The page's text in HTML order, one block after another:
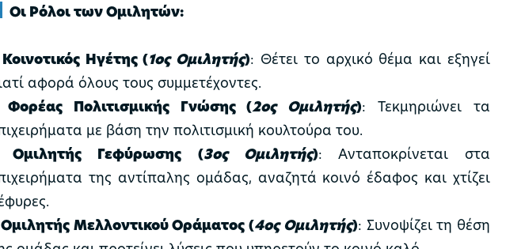
Οι Ρόλοι των Ομιλητών:
Κοινοτικός Ηγέτης (1ος Ομιλητής): Θέτει το αρχικό θέμα και εξηγεί
αφορά όλους τους συμμετέχοντες.
Φορέας Πολιτισμικής Γνώσης (2ος Ομιλητής): Τεκμηριώνει τα
με βάση την πολιτισμική κουλτούρα του.
Ομιλητής Γεφύρωσης (3ος Ομιλητής): Ανταποκρίνεται στα
της αντίπαλης ομάδας, αναζητά κοινό έδαφος και χτίζει
Ομιλητής Μελλοντικού Οράματος (4ος Ομιλητής): Συνοψίζει τη θέση